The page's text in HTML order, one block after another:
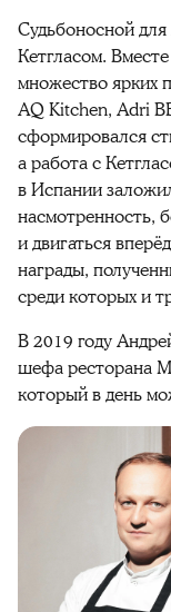
Судьбоносной
Кетгласом.
множество ярких
AQ Kitchen, Adri
сформировался
а работа с
в Испании
насмотренность,
и двигаться
награды,
среди которых и
В 2019 году
шефа ресторана
который в день